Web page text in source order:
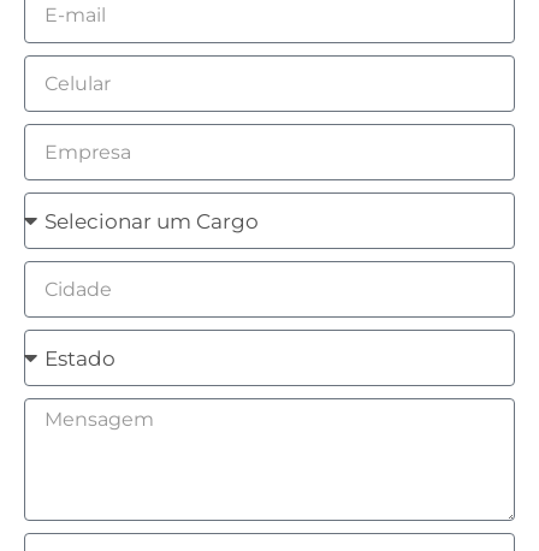
Celular
Empresa
Cargo
Cidade
Estado
Mensagem